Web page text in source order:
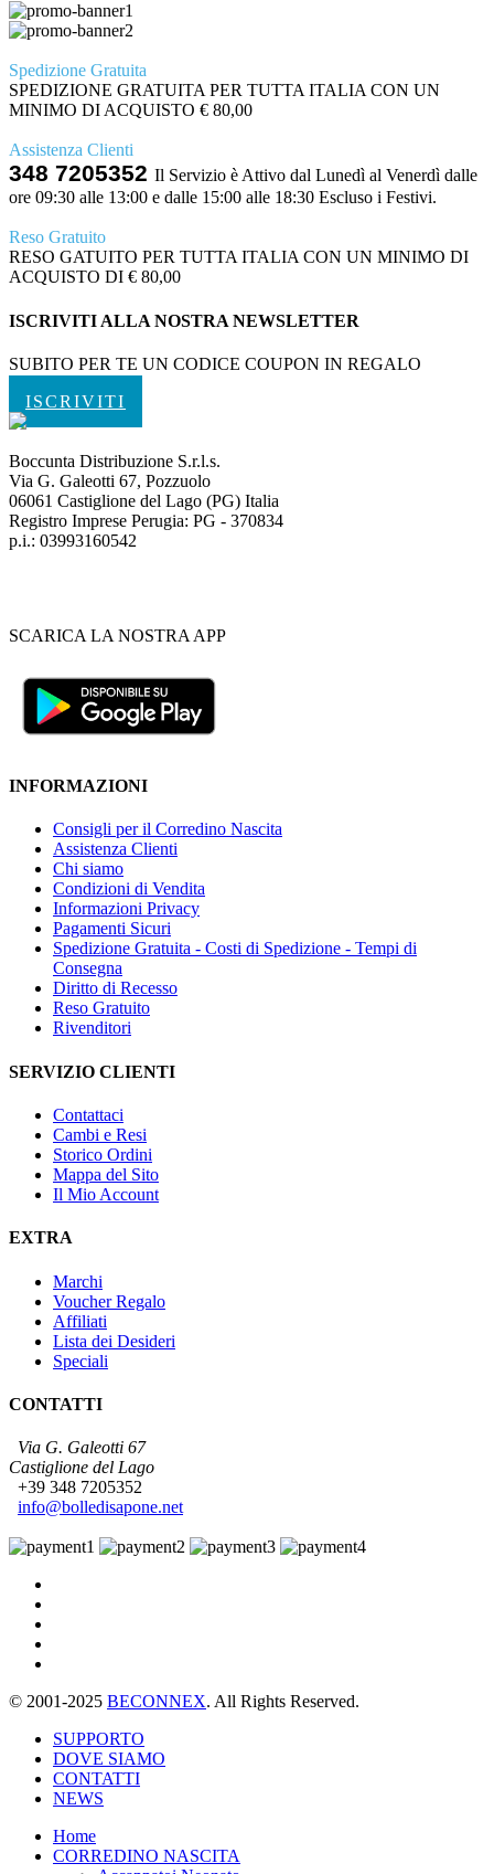
Spedizione Gratuita
SPEDIZIONE GRATUITA PER TUTTA ITALIA CON UN
MINIMO DI ACQUISTO € 80,00
Assistenza Clienti
348 7205352 Il Servizio è Attivo dal Lunedì al Venerdì dalle
ore 09:30 alle 13:00 e dalle 15:00 alle 18:30 Escluso i Festivi.
Reso Gratuito
RESO GATUITO PER TUTTA ITALIA CON UN MINIMO DI
ACQUISTO DI € 80,00
ISCRIVITI ALLA NOSTRA NEWSLETTER
SUBITO PER TE UN CODICE COUPON IN REGALO
ISCRIVITI
Boccunta Distribuzione S.r.l.s.
Via G. Galeotti 67, Pozzuolo
06061 Castiglione del Lago (PG) Italia
Registro Imprese Perugia: PG - 370834
p.i.: 03993160542
SCARICA LA NOSTRA APP
INFORMAZIONI
Consigli per il Corredino Nascita
Assistenza Clienti
Chi siamo
Condizioni di Vendita
Informazioni Privacy
Pagamenti Sicuri
Spedizione Gratuita - Costi di Spedizione - Tempi di
Consegna
Diritto di Recesso
Reso Gratuito
Rivenditori
SERVIZIO CLIENTI
Contattaci
Cambi e Resi
Storico Ordini
Mappa del Sito
Il Mio Account
EXTRA
Marchi
Voucher Regalo
Affiliati
Lista dei Desideri
Speciali
CONTATTI
Via G. Galeotti 67
Castiglione del Lago
+39 348 7205352
info@bolledisapone.net
© 2001-2025 BECONNEX. All Rights Reserved.
SUPPORTO
DOVE SIAMO
CONTATTI
NEWS
Home
CORREDINO NASCITA